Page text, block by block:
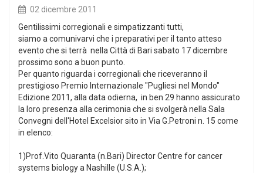
02 dicembre 2011
Gentilissimi corregionali e simpatizzanti tutti,
siamo a comunivarvi che i preparativi per il tanto atteso
evento che si terrà nella Città di Bari sabato 17 dicembre
prossimo sono a buon punto.
Per quanto riguarda i corregionali che riceveranno il
prestigioso Premio Internazionale "Pugliesi nel Mondo"
Edizione 2011, alla data odierna, in ben 29 hanno assicurato
la loro presenza alla cerimonia che si svolgerà nella Sala
Convegni dell'Hotel Excelsior sito in Via G.Petroni n. 15 come
in elenco:
1)Prof.Vito Quaranta (n.Bari) Director Centre for cancer
systems biology a Nashille (U.S.A.);